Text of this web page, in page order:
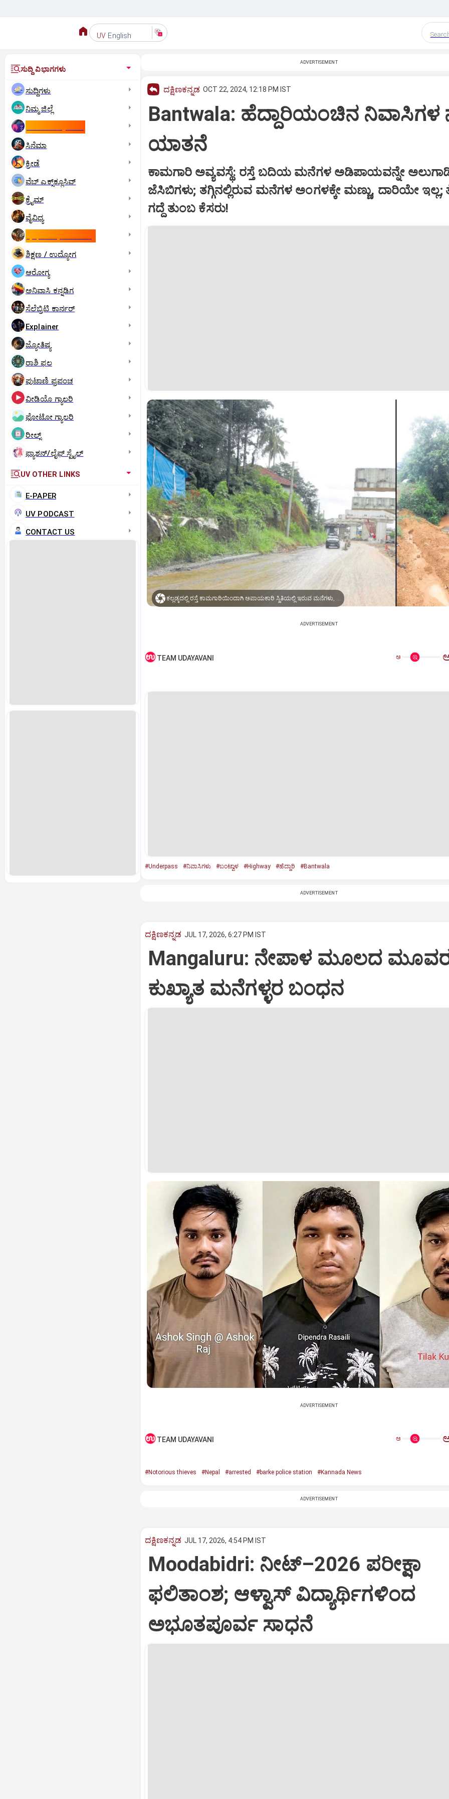
UV English
ಸುದ್ದಿ ವಿಭಾಗಗಳು
ಸುದ್ದಿಗಳು
ನಿಮ್ಮ ಜಿಲ್ಲೆ
ಸಿನೆಮಾ
ಕ್ರೀಡೆ
ವೆಬ್ ಎಕ್ಸ್‌ಕ್ಲೂಸಿವ್
ಕ್ರೈಮ್
ವೈವಿಧ್ಯ
ಶಿಕ್ಷಣ / ಉದ್ಯೋಗ
ಆರೋಗ್ಯ
ಅನಿವಾಸಿ ಕನ್ನಡಿಗ
ಸೆಲೆಬ್ರಿಟಿ ಕಾರ್ನರ್‌
Explainer
ಜ್ಯೋತಿಷ್ಯ
ರಾಶಿ ಫಲ
ಪುಟಾಣಿ ಪ್ರಪಂಚ
ವೀಡಿಯೊ ಗ್ಯಾಲರಿ
ಫೋಟೋ ಗ್ಯಾಲರಿ
ರೀಲ್ಸ್
ಫ್ಯಾಶನ್/ಲೈಫ್‌ ಸ್ಟೈಲ್
UV OTHER LINKS
E-PAPER
UV PODCAST
CONTACT US
ADVERTISEMENT
ದಕ್ಷಿಣಕನ್ನಡ OCT 22, 2024, 12:18 PM IST
Bantwala: ಹೆದ್ದಾರಿಯಂಚಿನ ನಿವಾಸಿಗಳ
ಯಾತನೆ
ಕಾಮಗಾರಿ ಅವ್ಯವಸ್ಥೆ: ರಸ್ತೆ ಬದಿಯ ಮನೆಗಳ ಅಡಿಪಾಯವನ್ನೇ
ಜೆಸಿಬಿಗಳು; ತಗ್ಗಿನಲ್ಲಿರುವ ಮನೆಗಳ ಅಂಗಳಕ್ಕೇ ಮಣ್ಣು, ದಾರಿಯೇ
ಗದ್ದೆ ತುಂಬ ಕೆಸರು!
ಕಲ್ಲಡ್ಕದಲ್ಲಿ ರಸ್ತೆ ಕಾಮಗಾರಿಯಿಂದಾಗಿ ಅಪಾಯಕಾರಿ ಸ್ಥಿತಿಯಲ್ಲಿ ಇರುವ ಮನೆಗಳು, ಪೆರ್ನೆ ಸಮೀಪದ ದೋರ್ಮೆಯಲ್ಲಿ ಕೃಷಿ ಭೂಮಿಗೆ ನುಗ್ಗುತ್ತಿರುವ ಕೆಸರು ನೀರು
ADVERTISEMENT
TEAM UDAYAVANI ಅ
#Underpass #ನಿವಾಸಿಗಳು #ಬಂಟ್ವಾಳ #Highway #ಹೆದ್ದಾರಿ #Bantwala
ADVERTISEMENT
ದಕ್ಷಿಣಕನ್ನಡ JUL 17, 2026, 6:27 PM IST
Mangaluru: ನೇಪಾಳ ಮೂಲದ
ಕುಖ್ಯಾತ ಮನೆಗಳ್ಳರ ಬಂಧನ
ADVERTISEMENT
TEAM UDAYAVANI ಅ
#Notorious thieves #Nepal #arrested #barke police station #Kannada News
ADVERTISEMENT
ದಕ್ಷಿಣಕನ್ನಡ JUL 17, 2026, 4:54 PM IST
Moodabidri: ನೀಟ್–2026 ಪರೀಕ್ಷಾ
ಫಲಿತಾಂಶ; ಆಳ್ವಾಸ್ ವಿದ್ಯಾರ್ಥಿಗಳಿಂದ
ಅಭೂತಪೂರ್ವ ಸಾಧನೆ